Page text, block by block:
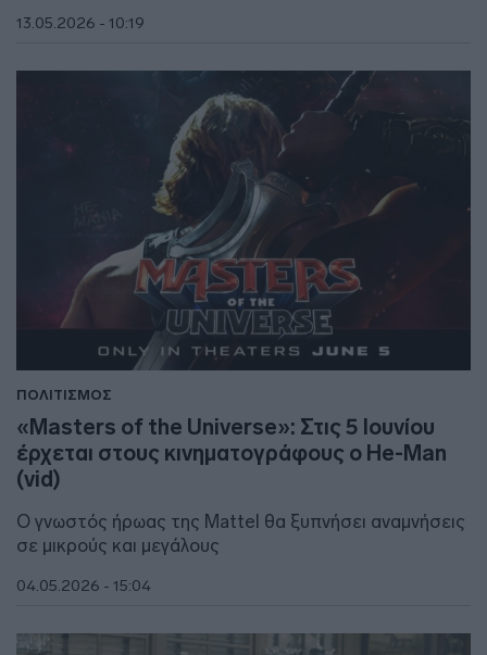
13.05.2026 - 10:19
ΠΟΛΙΤΙΣΜΟΣ
«Masters of the Universe»: Στις 5 Ιουνίου
έρχεται στους κινηματογράφους ο He-Man
(vid)
O γνωστός ήρωας της Mattel θα ξυπνήσει αναμνήσεις
σε μικρούς και μεγάλους
04.05.2026 - 15:04